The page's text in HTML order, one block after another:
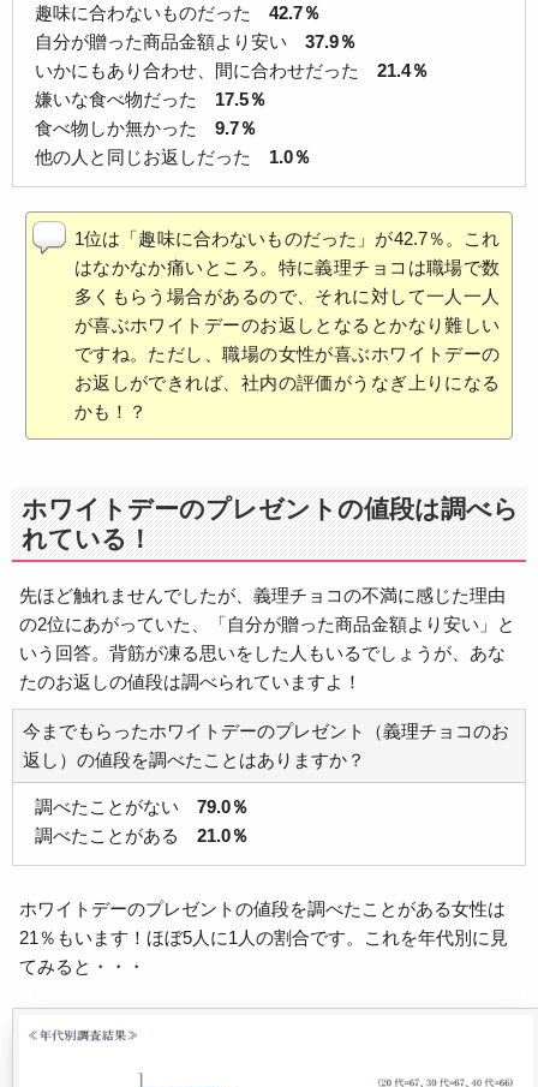
趣味に合わないものだった 42.7％
自分が贈った商品金額より安い 37.9％
いかにもあり合わせ、間に合わせだった 21.4％
嫌いな食べ物だった 17.5％
食べ物しか無かった 9.7％
他の人と同じお返しだった 1.0％
1位は「趣味に合わないものだった」が42.7％。これ
はなかなか痛いところ。特に義理チョコは職場で数
多くもらう場合があるので、それに対して一人一人
が喜ぶホワイトデーのお返しとなるとかなり難しい
ですね。ただし、職場の女性が喜ぶホワイトデーの
お返しができれば、社内の評価がうなぎ上りになる
かも！？
ホワイトデーのプレゼントの値段は調べら
れている！
先ほど触れませんでしたが、義理チョコの不満に感じた理由
の2位にあがっていた、「自分が贈った商品金額より安い」と
いう回答。背筋が凍る思いをした人もいるでしょうが、あな
たのお返しの値段は調べられていますよ！
今までもらったホワイトデーのプレゼント（義理チョコのお
返し）の値段を調べたことはありますか？
調べたことがない 79.0％
調べたことがある 21.0％
ホワイトデーのプレゼントの値段を調べたことがある女性は
21％もいます！ほぼ5人に1人の割合です。これを年代別に見
てみると・・・